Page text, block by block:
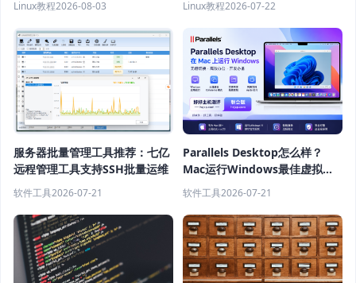
Linux教程2026-08-03 Linux教程2026-07-22
服务器批量管理工具推荐：七亿
远程管理工具支持SSH批量运维
软件工具2026-07-21
Parallels Desktop怎么样？
Mac运行Windows最佳虚拟机
软件推荐
软件工具2026-07-21